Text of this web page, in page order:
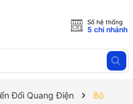
Số hệ thống
5 chi nhánh
Đổi Quang Điện
Bộ